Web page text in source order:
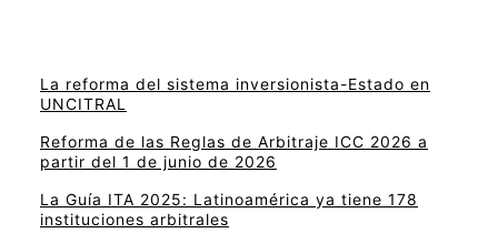
La reforma del sistema inversionista-Estado en
UNCITRAL
Reforma de las Reglas de Arbitraje ICC 2026 a
partir del 1 de junio de 2026
La Guía ITA 2025: Latinoamérica ya tiene 178
instituciones arbitrales